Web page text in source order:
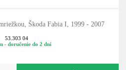
Škoda Fabia I, 1999 - 2007
53.303 04
- doručenie do 2 dní